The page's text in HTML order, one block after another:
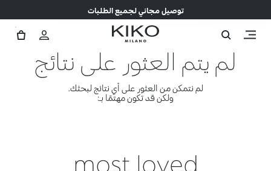
توصيل مجاني لجميع الطلبات
لم يتم العثور على نتائج
لم نتمكن من العثور على أي نتائج لبحثك.
ولكن قد تكون مهتمًا بـ:
most loved